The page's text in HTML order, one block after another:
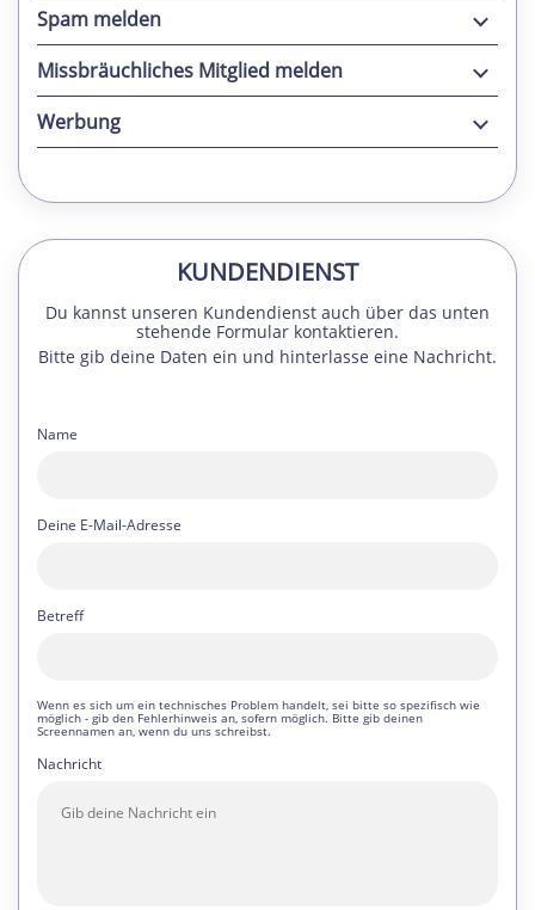
Spam melden
Missbräuchliches Mitglied melden
Werbung
KUNDENDIENST
Du kannst unseren Kundendienst auch über das unten
stehende Formular kontaktieren.
Bitte gib deine Daten ein und hinterlasse eine Nachricht.
Name
Deine E-Mail-Adresse
Betreff
Wenn es sich um ein technisches Problem handelt, sei bitte so spezifisch wie
möglich - gib den Fehlerhinweis an, sofern möglich. Bitte gib deinen
Screennamen an, wenn du uns schreibst.
Nachricht